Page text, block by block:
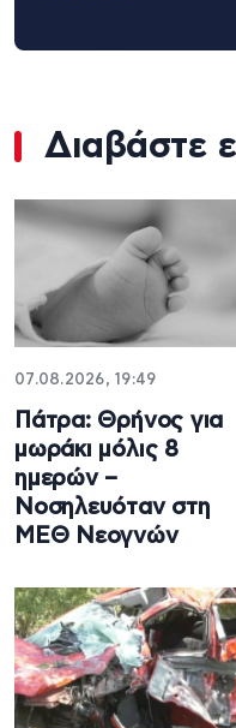
Διαβάστε
07.08.2026, 19:49
Πάτρα: Θρήνος για
μωράκι μόλις 8
ημερών –
Νοσηλευόταν στη
ΜΕΘ Νεογνών